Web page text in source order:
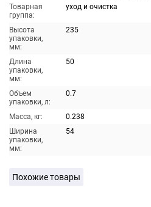
Товарная
группа:
уход и очистка
Высота
упаковки,
мм:
235
Длина
упаковки,
мм:
50
Объем
упаковки, л:
0.7
Масса, кг:
0.238
Ширина
упаковки,
мм:
54
Похожие товары